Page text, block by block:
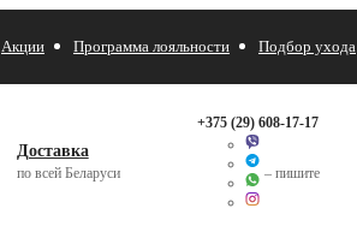
Акции Программа лояльности Подбор ухода
Доставка
по всей Беларуси
+375 (29) 608-17-17
– пишите